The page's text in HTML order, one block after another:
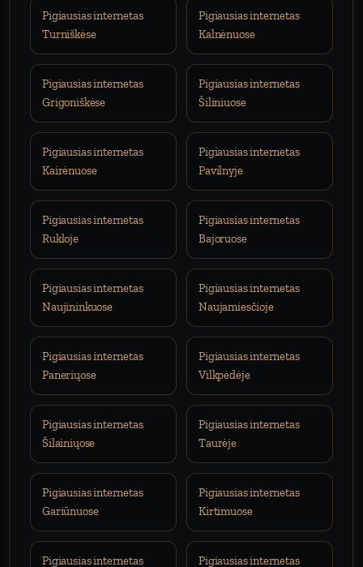
Pigiausias internetas
Turniškėse
Pigiausias internetas
Kalnėnuose
Pigiausias internetas
Grigoniškėse
Pigiausias internetas
Šiliniuose
Pigiausias internetas
Kairėnuose
Pigiausias internetas
Pavilnyje
Pigiausias internetas
Rukloje
Pigiausias internetas
Bajoruose
Pigiausias internetas
Naujininkuose
Pigiausias internetas
Naujamiesčioje
Pigiausias internetas
Paneriųose
Pigiausias internetas
Vilkpėdėje
Pigiausias internetas
Šilainiųose
Pigiausias internetas
Taurėje
Pigiausias internetas
Gariūnuose
Pigiausias internetas
Kirtimuose
Pigiausias internetas
Pigiausias internetas